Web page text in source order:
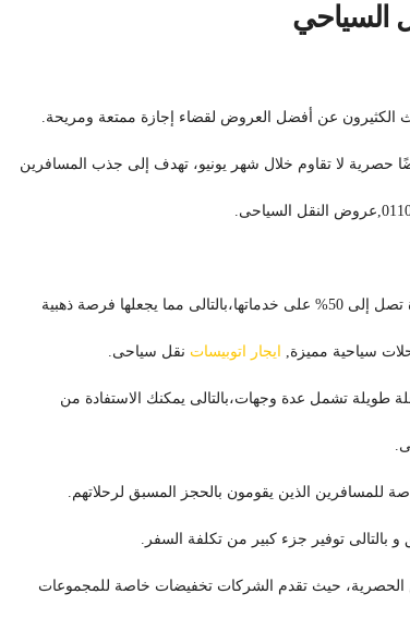
السياحي
الكثيرون عن أفضل العروض لقضاء إجازة ممتعة ومريحة.
حصرية لا تقاوم خلال شهر يونيو، تهدف إلى جذب المسافرين
فرصة ذهبية
سياحية مميزة, ايجار اتوبيسات نقل سياحى.
طويلة تشمل عدة وجهات،بالتالى يمكنك الاستفادة من
الذين يقومون بالحجز المسبق لرحلاتهم.
توفير جزء كبير من تكلفة السفر.
الحصرية، حيث تقدم الشركات تخفيضات خاصة للمجموعات